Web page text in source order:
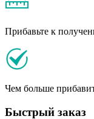
Прибавьте к
Чем больше
Быстрый заказ